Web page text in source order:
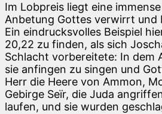
Im Lobpreis liegt eine
Anbetung Gottes verwirrt und
Ein eindrucksvolles Beispiel
20,22 zu finden, als sich
Schlacht vorbereitete: In dem
sie anfingen zu singen und
Herr die Heere von Ammon,
Gebirge Seïr, die Juda
laufen, und sie wurden